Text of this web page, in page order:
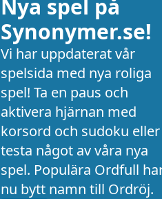
Nya spel på
Synonymer.se!
Vi har uppdaterat vår
spelsida med nya roliga
spel! Ta en paus och
aktivera hjärnan med
korsord och sudoku eller
testa något av våra nya
spel. Populära Ordfull
nu bytt namn till Ordröj.